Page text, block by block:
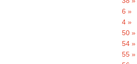
6 »
4 »
50 »
54 »
55 »